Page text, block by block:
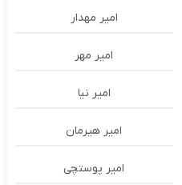
امیر مهدار
امیر مهر
امیر نیا
امیر هیرمان
امیر پوستچی